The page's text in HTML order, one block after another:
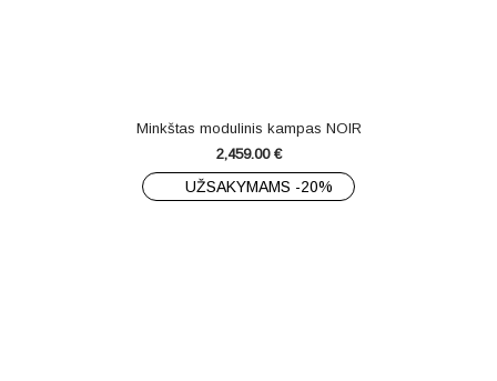
Minkštas modulinis kampas NOIR
2,459.00 €
UŽSAKYMAMS -20%